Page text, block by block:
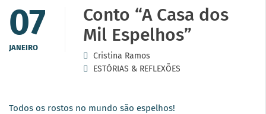
07
JANEIRO
Conto “A Casa dos
Mil Espelhos”
Cristina Ramos
ESTÓRIAS & REFLEXÕES
Todos os rostos no mundo são espelhos!